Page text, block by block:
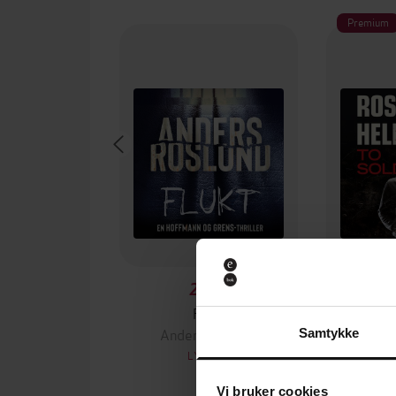
Samtykke
Vi bruker cookies
299,-
Flukt
Anders Roslund
LYDBOK
Premium